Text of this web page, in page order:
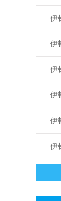
伊
伊
伊
伊
伊
伊